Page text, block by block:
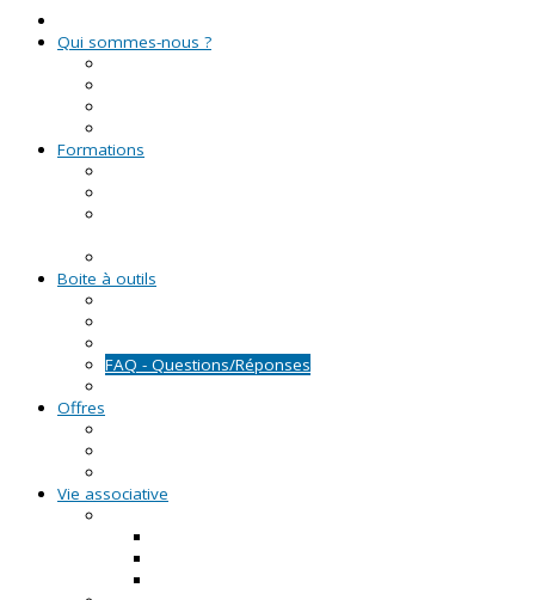
Qui sommes-nous ?
Formations
Boite à outils
FAQ - Questions/Réponses
Offres
Vie associative